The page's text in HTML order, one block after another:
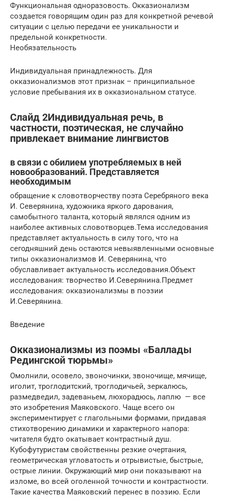
Функциональная одноразовость. Окказионализм
создается говорящим один раз для конкретной речевой
ситуации с целью передачи ее уникальности и
предельной конкретности.
Необязательность
Индивидуальная принадлежность. Для
окказионализмов этот признак – принципиальное
условие пребывания их в окказиональном статусе.
Слайд 2Индивидуальная речь, в
частности, поэтическая, не случайно
привлекает внимание лингвистов
в связи с обилием употребляемых в ней
новообразований. Представляется
необходимым
обращение к словотворчеству поэта Серебряного века
И. Северянина, художника яркого дарования,
самобытного таланта, который являлся одним из
наиболее активных словотворцев.Тема исследования
представляет актуальность в силу того, что на
сегодняшний день остаются невыявленными основные
типы окказионализмов И. Северянина, что
обуславливает актуальность исследования.Объект
исследования: творчество И.Северянина.Предмет
исследования: окказионализмы в поэзии
И.Северянина.
Введение
Окказионализмы из поэмы «Баллады
Редингской тюрьмы»
Омолнили, осовело, звоночинки, звоночище, мячище,
иголит, троглодитский, троглодичьей, зеркалюсь,
размедведил, задеваньем, люхорадюсь, лаплю — все
это изобретения Маяковского. Чаще всего он
экспериментирует с глагольными формами, придавая
стихотворению динамики и характерного напора:
читателя будто окатывает контрастный душ.
Кубофутуристам свойственны резкие очертания,
геометрическая угловатость и отрывистые, быстрые,
острые линии. Окружающий мир они показывают на
изломе, во всей оголенной точности и контрастности.
Такие качества Маяковский перенес в поэзию. Если